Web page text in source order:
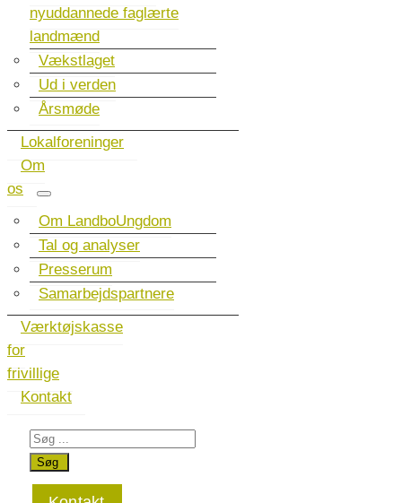
nyuddannede faglærte
landmænd
Vækstlaget
Ud i verden
Årsmøde
Lokalforeninger
Om
os
Om LandboUngdom
Tal og analyser
Presserum
Samarbejdspartnere
Værktøjskasse
for
frivillige
Kontakt